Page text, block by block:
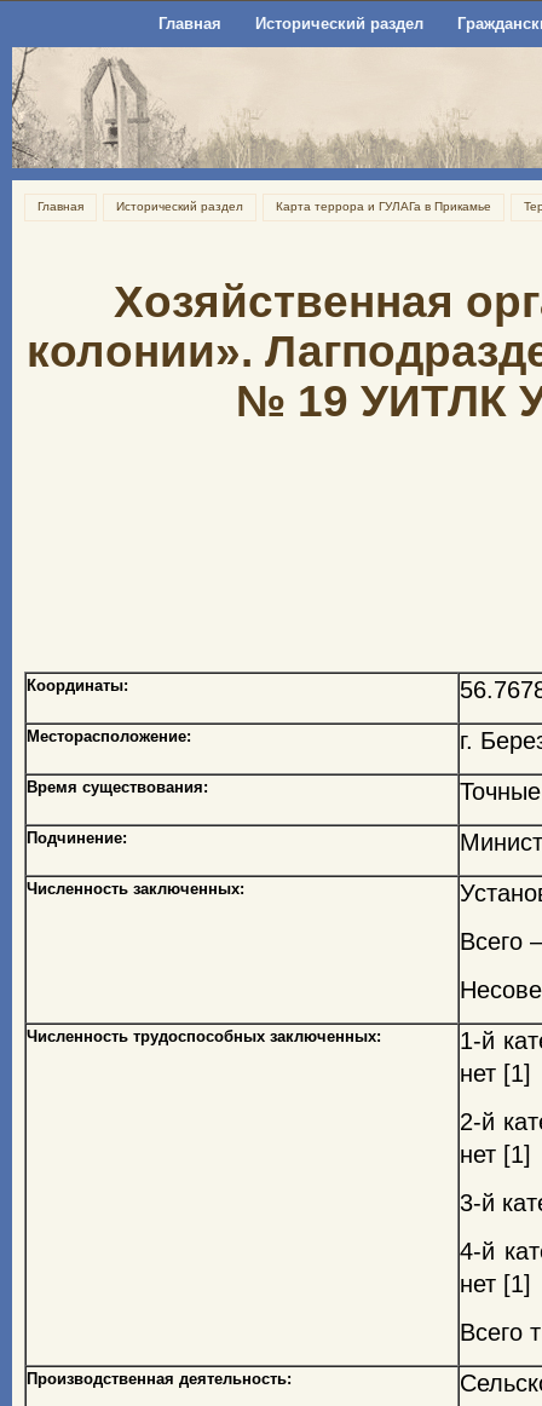
Главная Исторический раздел
Главная Исторический раздел Карта террора и ГУЛАГа в Прикамье
Хозяйственная
колонии».
№ 19 УИТЛК
Координаты:
Месторасположение: г.
Время существования:
Подчинение:
Численность заключенных:
Всего
Численность трудоспособных заключенных:
1-й
нет [1]
2-й
нет [1]
3-й
4-й
нет [1]
Всего
Производственная деятельность: